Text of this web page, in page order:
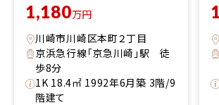
1,180万円
川崎市川崎区本町２丁目
京浜急行線「京急川崎」駅 徒
歩8分
1K 18.4㎡ 1992年6月築 3階/9
階建て